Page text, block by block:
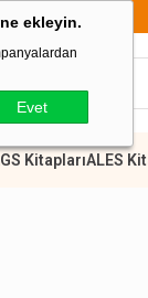
ekleyin.
Evet
KitaplarıALES